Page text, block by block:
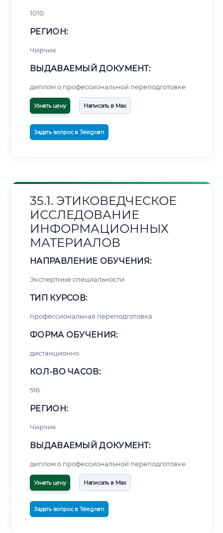
1010
РЕГИОН:
Чирчик
ВЫДАВАЕМЫЙ ДОКУМЕНТ:
диплом о профессиональной переподготовке
Узнать цену Написать в Max
Задать вопрос в Telegram
35.1. ЭТИКОВЕДЧЕСКОЕ
ИССЛЕДОВАНИЕ
ИНФОРМАЦИОННЫХ
МАТЕРИАЛОВ
НАПРАВЛЕНИЕ ОБУЧЕНИЯ:
Экспертные специальности
ТИП КУРСОВ:
профессиональная переподготовка
ФОРМА ОБУЧЕНИЯ:
дистанционно
КОЛ-ВО ЧАСОВ:
516
РЕГИОН:
Чирчик
ВЫДАВАЕМЫЙ ДОКУМЕНТ:
диплом о профессиональной переподготовке
Узнать цену Написать в Max
Задать вопрос в Telegram